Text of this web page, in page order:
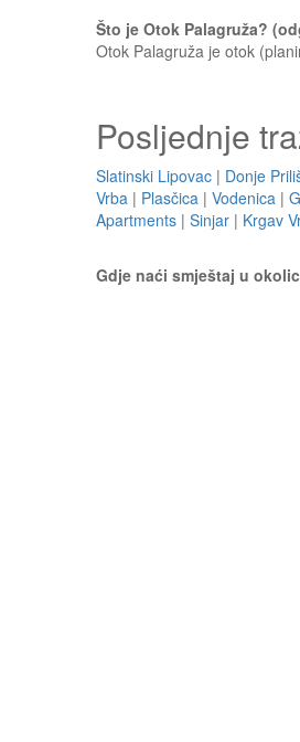
Što je Otok Palagruža?
Otok Palagruža je otok
Posljednje
Slatinski Lipovac | Donje
Vrba | Plasčica | Vodenica |
Apartments | Sinjar | Krgav
Gdje naći smještaj u